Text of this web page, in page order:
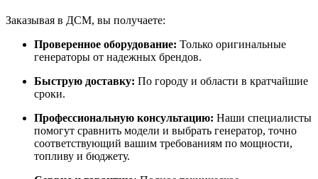
Заказывая в ДСМ, вы получаете:
Проверенное оборудование: Только оригинальные
генераторы от надежных брендов.
Быструю доставку: По городу и области в кратчайшие
сроки.
Профессиональную консультацию: Наши специалисты
помогут сравнить модели и выбрать генератор, точно
соответствующий вашим требованиям по мощности,
топливу и бюджету.